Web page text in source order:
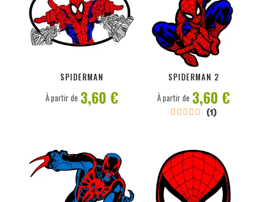
SPIDERMAN
À partir de 3,60 €
SPIDERMAN 2
     (1)
PERSONNALISER
À partir de 3,60 €